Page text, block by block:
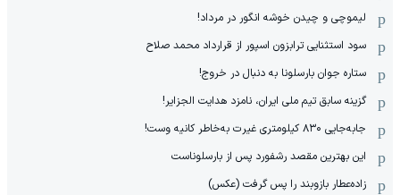
لیموچی و چیدن خوشه انگور در مرداد!
سود استثنایی ترابزون اسپور از قرارداد محمد صلاح
ستاره جوان بارسلونا به دنبال در خروج!
گزینه سابق تیم ملی ایران، نامزد هدایت الجزایر!
جابه‌جایی ۸۳۰ کیلومتری غیرت به‌خاطر کانیه وست!
این بهترین مقصد رشفورد پس از بارسلوناست
زاده‌عطار بازوبند را پس گرفت (عکس)